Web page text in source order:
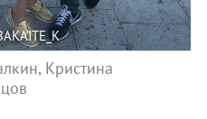
Кристина